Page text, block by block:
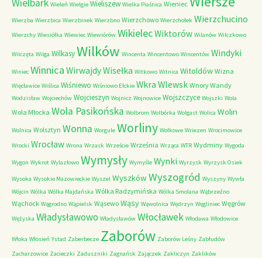
Wielbark Wieleń Wielgie Wieliszew Wielka Piaśnica Wieniec
Wierzba Wierzbica Wierzbinek Wierzbno Wierzchowo Wierzchołek Wierzchucino
Wierzchy Wiesiółka Wiewiec Wiewiórów WikielecWiktorów Wilanów Wilczkowo
Wilczęta Wilga WilkasyWilków Wincenta Wincentowo Wincentów Windyki
Winiec Winnica WirwajdyWisełka Witkowo Witnica Witoldów Wizna
Więcławice Wiślica Wiśniewo Wiśniowo Ełckie Wkra Wlewsk Wnory Wandy
Wodzisław Wojciechów Wojcieszyn Wojnicz Wojnowice Wojszczyce Wojszki Wola
Wola Młocka Wola Pasikońska Wolbrom Wolbórka Wolgast Wolica Wolin
Wolnica Wolsztyn Wonna Worgule Worliny Wołkowe Wriezen Wrocimowice
Wrocki Wrocław Wrona Wrzask Wrzeście Września Wrząca WTR Wydminy Wygoda
Wygon Wykrot Wylazłowo Wymysły Wymyśle Wynki Wyrzysk Wyrzysk Osiek
Wysoka Wysokie Mazowieckie Wyszel WyszkówWyszogród Wyszyny Wywła
Wójcin Wólka Wólka Majdańska Wólka Radzymińska Wólka Smolana Wąbrzeźno
Wąchock Wągrodno Wąpielsk Wąsewo Wąsy Wąwolnica Wędrzyn Węgliniec Węgrów
Wężyska Władysławowo Władysławów Włocławek Włodawa Włodowice
Włoka Włosień Ystad Zaberbecze Zaborów Zaborów Leśny Zabłudów
Zacharzowice Zacieczki Zaduszniki Zagnańsk Zajączek Zakliczyn Zaklików